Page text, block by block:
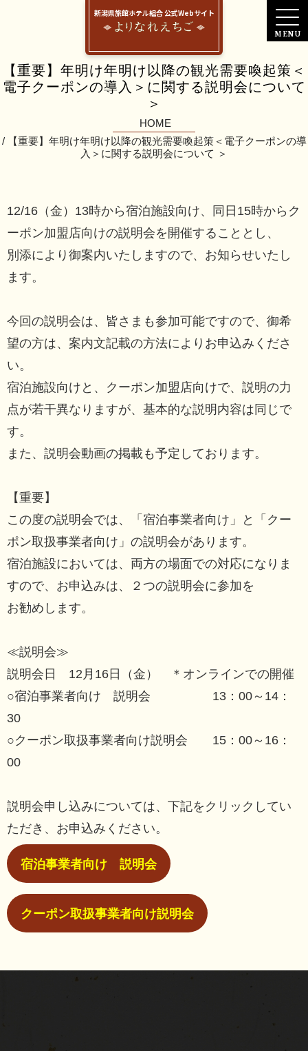
新潟県旅館ホテル組合 公式Webサイト
【重要】年明け年明け以降の観光需要喚起策＜
電子クーポンの導入＞に関する説明会について
＞
HOME
【重要】年明け年明け以降の観光需要喚起策＜電子クーポンの導
入＞に関する説明会について ＞
12/16（金）13時から宿泊施設向け、同日15時からク
ーポン加盟店向けの説明会を開催することとし、
別添により御案内いたしますので、お知らせいたし
ます。
今回の説明会は、皆さまも参加可能ですので、御希
望の方は、案内文記載の方法によりお申込みくださ
い。
宿泊施設向けと、クーポン加盟店向けで、説明の力
点が若干異なりますが、基本的な説明内容は同じで
す。
また、説明会動画の掲載も予定しております。
【重要】
この度の説明会では、「宿泊事業者向け」と「クー
ポン取扱事業者向け」の説明会があります。
宿泊施設においては、両方の場面での対応になりま
すので、お申込みは、２つの説明会に参加を
お勧めします。
≪説明会≫
説明会日 12月16日（金） ＊オンラインでの開催
○宿泊事業者向け 説明会 13：00～14：
30
○クーポン取扱事業者向け説明会 15：00～16：
00
説明会申し込みについては、下記をクリックしてい
ただき、お申込みください。
宿泊事業者向け 説明会
クーポン取扱事業者向け説明会